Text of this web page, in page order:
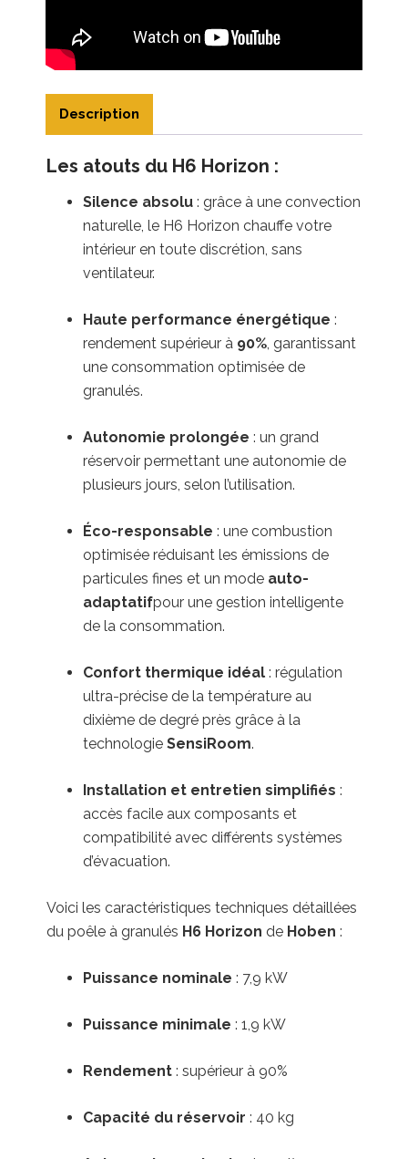
Description
Les atouts du H6 Horizon :
Silence absolu : grâce à une convection
naturelle, le H6 Horizon chauffe votre
intérieur en toute discrétion, sans
ventilateur.
Haute performance énergétique :
rendement supérieur à 90%, garantissant
une consommation optimisée de
granulés.
Autonomie prolongée : un grand
réservoir permettant une autonomie de
plusieurs jours, selon l’utilisation.
Éco-responsable : une combustion
optimisée réduisant les émissions de
particules fines et un mode auto-
adaptatifpour une gestion intelligente
de la consommation.
Confort thermique idéal : régulation
ultra-précise de la température au
dixième de degré près grâce à la
technologie SensiRoom.
Installation et entretien simplifiés :
accès facile aux composants et
compatibilité avec différents systèmes
d’évacuation.
Voici les caractéristiques techniques détaillées
du poêle à granulés H6 Horizon de Hoben :
Puissance nominale : 7,9 kW
Puissance minimale : 1,9 kW
Rendement : supérieur à 90%
Capacité du réservoir : 40 kg